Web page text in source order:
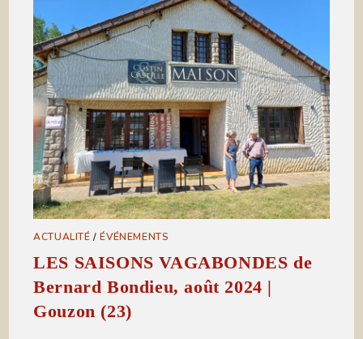
ACTUALITÉ /ÉVÉNEMENTS
LES SAISONS VAGABONDES de
Bernard Bondieu, août 2024 |
Gouzon (23)